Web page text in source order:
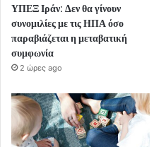
ΥΠΕΞ Ιράν: Δεν θα γίνουν
συνομιλίες με τις ΗΠΑ όσο
παραβιάζεται η μεταβατική
συμφωνία
2 ώρες ago